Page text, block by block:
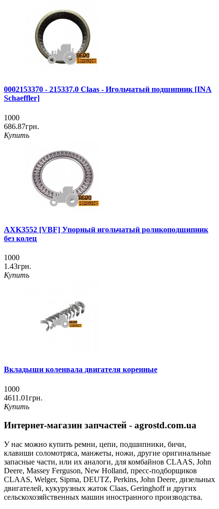
0002153370 - 215337.0 Claas - Игольчатый подшипник [INA
Schaeffler]
1000
686.87грн.
Купить
AXK3552 [VBF] Упорный игольчатый роликоподшипник
без колец
1000
1.43грн.
Купить
Вкладыши коленвала двигателя коренные
1000
4611.01грн.
Купить
Интернет-магазин запчастей - agrostd.com.ua
У нас можно купить ремни, цепи, подшипники, бичи,
клавиши соломотряса, манжеты, ножи, другие оригинальные
запасные части, или их аналоги, для комбайнов CLAAS, John
Deere, Massey Ferguson, New Holland, пресс-подборщиков
CLAAS, Welger, Sipma, DEUTZ, Perkins, John Deere, дизельных
двигателей, кукурузных жаток Claas, Geringhoff и других
сельскохозяйственных машин иностранного производства.